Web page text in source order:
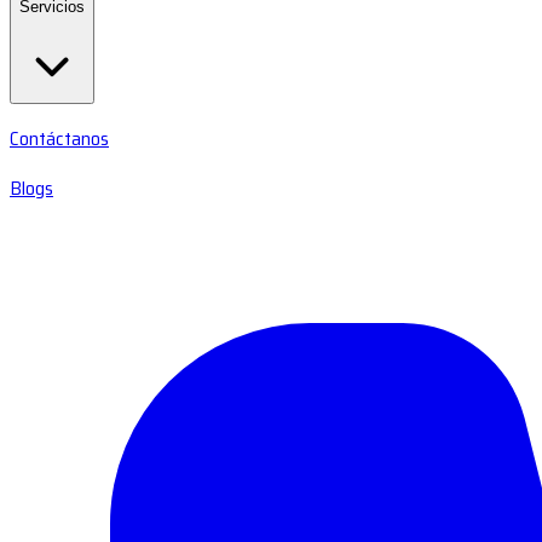
Servicios
Contáctanos
Blogs